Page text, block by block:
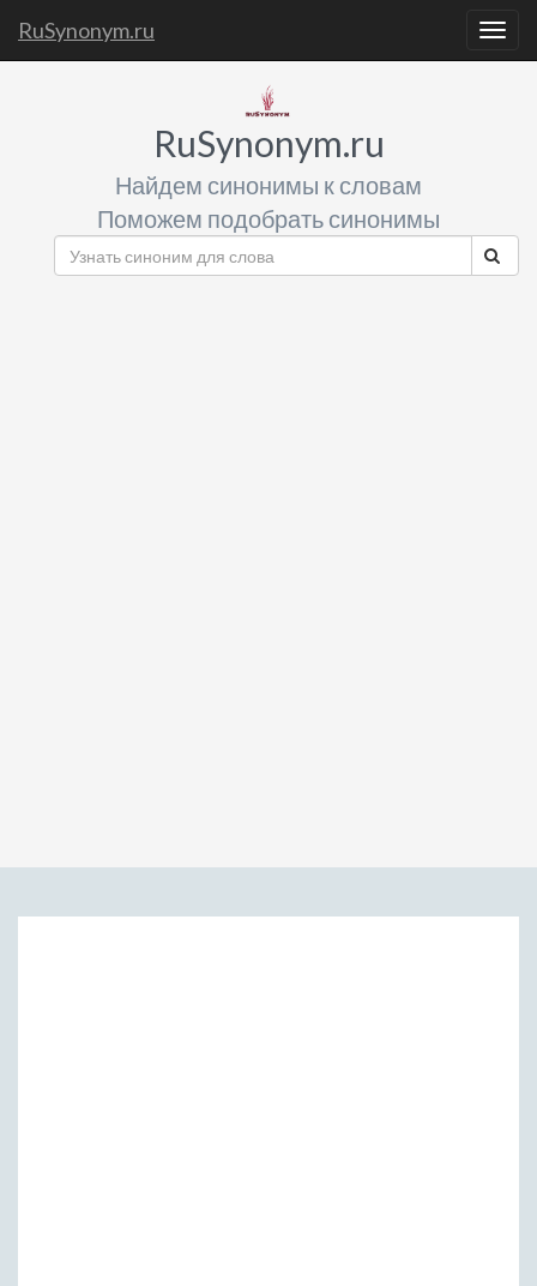
RuSynonym.ru
RuSynonym.ru
Найдем синонимы к словам
Поможем подобрать синонимы